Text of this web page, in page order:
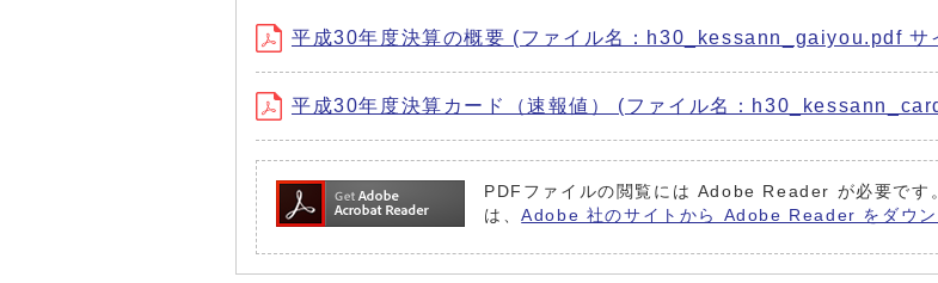
平成30年度決算の概要 (ファイル名：h30_kessann_gaiyou.pdf サ
平成30年度決算カード（速報値） (ファイル名：
PDFファイルの閲覧には Adobe Reader が必要です
は、Adobe 社のサイトから Adobe Reader をダウン